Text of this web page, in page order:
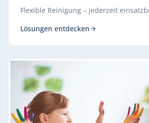
Flexible Reinigung – jederzeit
Lösungen entdecken